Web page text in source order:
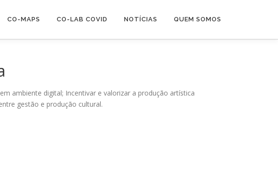
CO-MAPS CO-LAB COVID NOTÍCIAS QUEM SOMOS
ambiente digital; Incentivar e valorizar a produção artística
gestão e produção cultural.